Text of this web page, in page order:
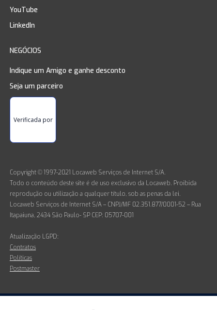
YouTube
LinkedIn
NEGÓCIOS
Indique um Amigo e ganhe desconto
Seja um parceiro
Verificada por
Copyright © 1997-2021 Locaweb Serviços de Internet S/A.
Todo o conteúdo deste site é de uso exclusivo da Locaweb. Proibida
reprodução ou utilização a qualquer título, sob as penas da lei.
Locaweb Serviços de Internet S/A – CNPJ/MF 02.351.877/0001-52 – Rua
Itapaiuna, 2434 São Paulo- SP CEP: 05707-001
Atualização LGPD:
Contratos
Políticas
Postmaster